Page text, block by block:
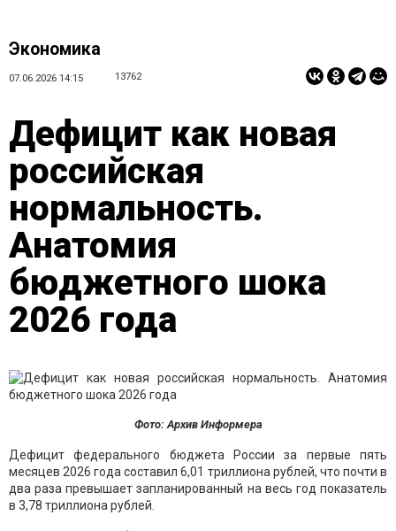
Экономика
07.06.2026 14:15 13762
Дефицит как новая
российская
нормальность.
Анатомия
бюджетного шока
2026 года
Фото: Архив Информера
Дефицит федерального бюджета России за первые пять
месяцев 2026 года составил 6,01 триллиона рублей, что почти в
два раза превышает запланированный на весь год показатель
в 3,78 триллиона рублей.